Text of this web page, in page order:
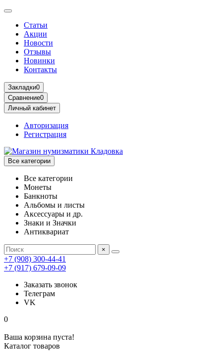
Статьи
Акции
Новости
Отзывы
Новинки
Контакты
Закладки0
Сравнение0
Личный кабинет
Авторизация
Регистрация
Все категории
Все категории
Монеты
Банкноты
Альбомы и листы
Аксессуары и др.
Знаки и Значки
Антиквариат
×
+7 (908) 300-44-41
+7 (917) 679-09-09
Заказать звонок
Телеграм
VK
0
Ваша корзина пуста!
Каталог товаров